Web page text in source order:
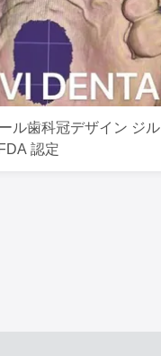
ル歯科冠デザイン ジル
認定